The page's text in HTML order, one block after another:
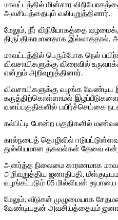
மாவட்டத்தில் மின்சார
அவசியத்தையும் வலியுறுத்தினார்.
மேலும், நீர் விநியோகத்தை
திருப்திகரமானதாக இல்லாததால்,
மாவட்டத்தில் பெரும்போக நெல்
விவசாயிகளுக்கு விரைவில்
என்றும் அறிவுறுத்தினார்.
விவசாயிகளுக்கு வழங்க வேண்டிய
கருத்திற்கொள்ளாமல் இழப்பீடுகளை
வனப்பகுதிகளில் பயிர்ச்செய்கை
கல்பிட்டி போன்ற பகுதிகளில்
கால்நடைத் தொழிலில்
துல்லியமான தகவல்கள் தேவை
அனர்த்த நிலைமை காரணமாக
அறிவுறுத்திய ஜனாதிபதி,
வழங்கப்படும் 05 மில்லியன் ரூபாயை
மேலும், வீடுகள் முழுமையாக
வேண்டியதன் அவசியத்தையும்